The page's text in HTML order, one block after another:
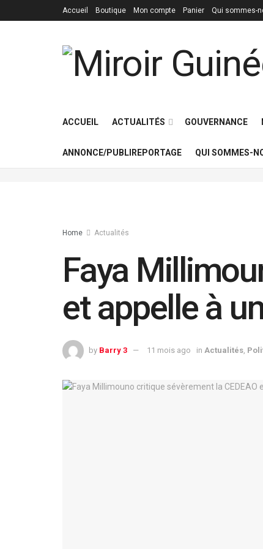
Accueil Boutique Mon compte Panier Qui sommes-
ACCUEIL ACTUALITÉS GOUVERNANCE
ANNONCE/PUBLIREPORTAGE QUI SOMMES-
Home Actualités
Faya
et appelle à
by Barry 3 11 mois ago in Actualités,